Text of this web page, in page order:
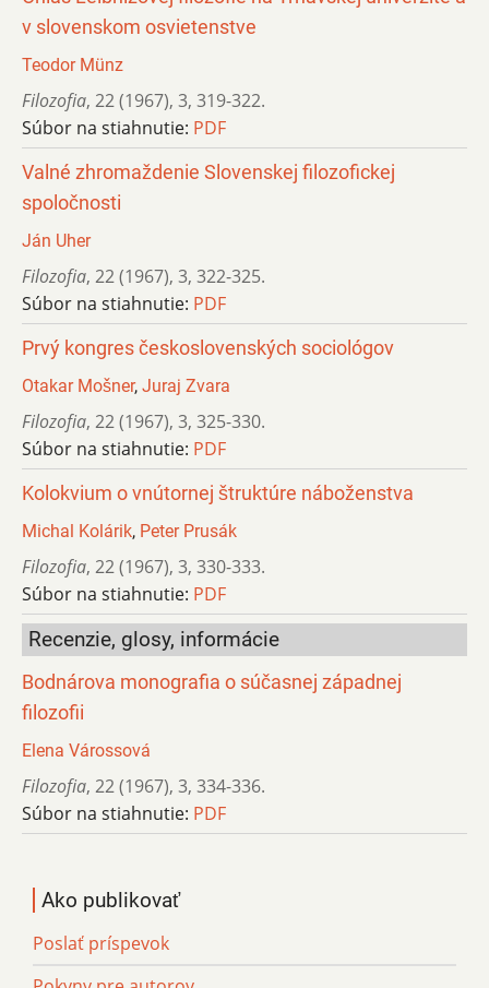
v slovenskom osvietenstve
Teodor Münz
Filozofia, 22 (1967), 3, 319-322.
Súbor na stiahnutie: PDF
Valné zhromaždenie Slovenskej filozofickej
spoločnosti
Ján Uher
Filozofia, 22 (1967), 3, 322-325.
Súbor na stiahnutie: PDF
Prvý kongres československých sociológov
Otakar Mošner, Juraj Zvara
Filozofia, 22 (1967), 3, 325-330.
Súbor na stiahnutie: PDF
Kolokvium o vnútornej štruktúre náboženstva
Michal Kolárik, Peter Prusák
Filozofia, 22 (1967), 3, 330-333.
Súbor na stiahnutie: PDF
Recenzie, glosy, informácie
Bodnárova monografia o súčasnej západnej
filozofii
Elena Várossová
Filozofia, 22 (1967), 3, 334-336.
Súbor na stiahnutie: PDF
Ako publikovať
Poslať príspevok